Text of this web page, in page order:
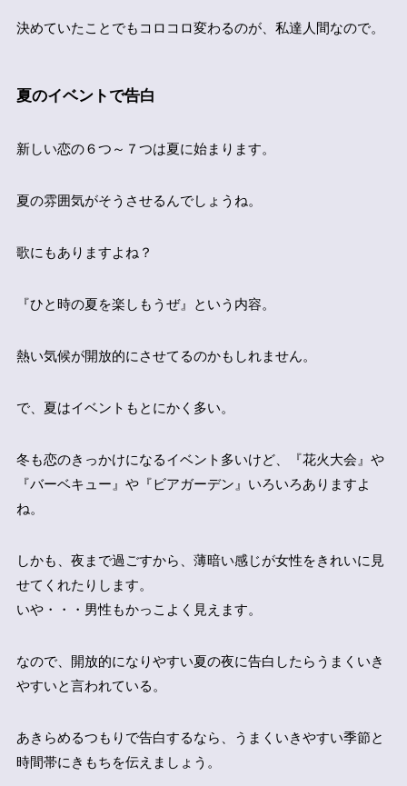
決めていたことでもコロコロ変わるのが、私達人間なので。
夏のイベントで告白
新しい恋の６つ～７つは夏に始まります。
夏の雰囲気がそうさせるんでしょうね。
歌にもありますよね？
『ひと時の夏を楽しもうぜ』という内容。
熱い気候が開放的にさせてるのかもしれません。
で、夏はイベントもとにかく多い。
冬も恋のきっかけになるイベント多いけど、『花火大会』や
『バーベキュー』や『ビアガーデン』いろいろありますよ
ね。
しかも、 夜まで過ごすから、薄暗い感じが女性をきれいに見
せてくれたりします。
いや・・・男性もかっこよく見えます。
なので、開放的になりやすい夏の夜に告白したらうまくいき
やすいと言われている。
あきらめるつもりで告白するなら、うまくいきやすい季節と
時間帯にきもちを伝えましょう。